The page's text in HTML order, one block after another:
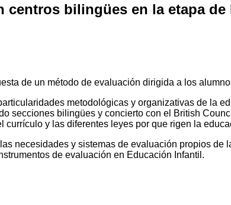
centros bilingües en la etapa
de un método de evaluación dirigida a los
metodológicas y organizativas de la
secciones bilingües y concierto con el British
currículo y las diferentes leyes por que rigen la
necesidades y sistemas de evaluación propios
de evaluación en Educación Infantil.